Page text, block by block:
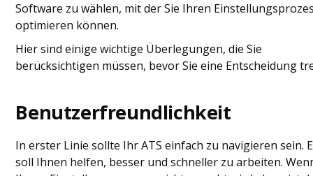
Software zu wählen, mit der Sie Ihren
optimieren können.
Hier sind einige wichtige Überlegungen, die Sie
berücksichtigen müssen, bevor Sie eine Entscheidung
Benutzerfreundlichkeit
In erster Linie sollte Ihr ATS einfach zu navigieren sein.
soll Ihnen helfen, besser und schneller zu arbeiten.